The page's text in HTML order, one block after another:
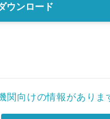
ウンロード
関向けの情報がありま